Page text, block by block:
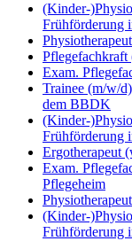
(Kinder-
Frühförderung
Pflegefachkraft
Exam.
Trainee (m/w/
dem BBDK
(Kinder-
Frühförderung
Ergotherapeut
Exam.
Pflegeheim
(Kinder-
Frühförderung